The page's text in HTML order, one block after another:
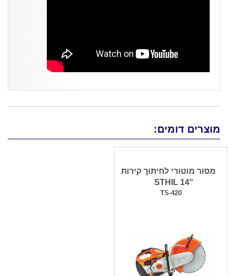
מוצרים דומים:
מסור מוטורי לחיתוך קירות
"14 STHIL
TS-420